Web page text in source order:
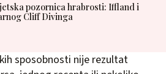
pozornica hrabrosti: Iffland i
Cliff Divinga
sposobnosti nije rezultat